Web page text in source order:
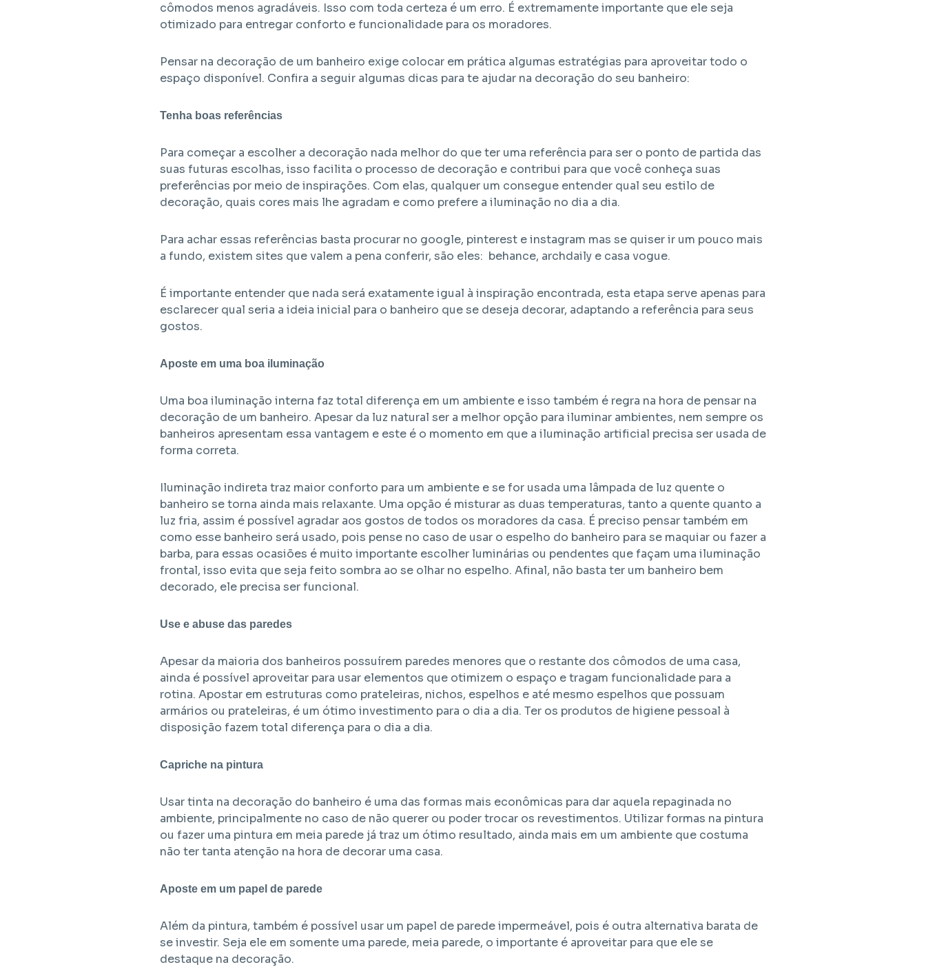
cômodos menos agradáveis. Isso com toda certeza é um erro. É extremamente importante que ele seja
otimizado para entregar conforto e funcionalidade para os moradores.
Pensar na decoração de um banheiro exige colocar em prática algumas estratégias para aproveitar todo o
espaço disponível. Confira a seguir algumas dicas para te ajudar na decoração do seu banheiro:
Tenha boas referências
Para começar a escolher a decoração nada melhor do que ter uma referência para ser o ponto de partida das
suas futuras escolhas, isso facilita o processo de decoração e contribui para que você conheça suas
preferências por meio de inspirações. Com elas, qualquer um consegue entender qual seu estilo de
decoração, quais cores mais lhe agradam e como prefere a iluminação no dia a dia.
Para achar essas referências basta procurar no google, pinterest e instagram mas se quiser ir um pouco mais
a fundo, existem sites que valem a pena conferir, são eles: behance, archdaily e casa vogue.
É importante entender que nada será exatamente igual à inspiração encontrada, esta etapa serve apenas para
esclarecer qual seria a ideia inicial para o banheiro que se deseja decorar, adaptando a referência para seus
gostos.
Aposte em uma boa iluminação
Uma boa iluminação interna faz total diferença em um ambiente e isso também é regra na hora de pensar na
decoração de um banheiro. Apesar da luz natural ser a melhor opção para iluminar ambientes, nem sempre os
banheiros apresentam essa vantagem e este é o momento em que a iluminação artificial precisa ser usada de
forma correta.
Iluminação indireta traz maior conforto para um ambiente e se for usada uma lâmpada de luz quente o
banheiro se torna ainda mais relaxante. Uma opção é misturar as duas temperaturas, tanto a quente quanto a
luz fria, assim é possível agradar aos gostos de todos os moradores da casa. É preciso pensar também em
como esse banheiro será usado, pois pense no caso de usar o espelho do banheiro para se maquiar ou fazer a
barba, para essas ocasiões é muito importante escolher luminárias ou pendentes que façam uma iluminação
frontal, isso evita que seja feito sombra ao se olhar no espelho. Afinal, não basta ter um banheiro bem
decorado, ele precisa ser funcional.
Use e abuse das paredes
Apesar da maioria dos banheiros possuírem paredes menores que o restante dos cômodos de uma casa,
ainda é possível aproveitar para usar elementos que otimizem o espaço e tragam funcionalidade para a
rotina. Apostar em estruturas como prateleiras, nichos, espelhos e até mesmo espelhos que possuam
armários ou prateleiras, é um ótimo investimento para o dia a dia. Ter os produtos de higiene pessoal à
disposição fazem total diferença para o dia a dia.
Capriche na pintura
Usar tinta na decoração do banheiro é uma das formas mais econômicas para dar aquela repaginada no
ambiente, principalmente no caso de não querer ou poder trocar os revestimentos. Utilizar formas na pintura
ou fazer uma pintura em meia parede já traz um ótimo resultado, ainda mais em um ambiente que costuma
não ter tanta atenção na hora de decorar uma casa.
Aposte em um papel de parede
Além da pintura, também é possível usar um papel de parede impermeável, pois é outra alternativa barata de
se investir. Seja ele em somente uma parede, meia parede, o importante é aproveitar para que ele se
destaque na decoração.